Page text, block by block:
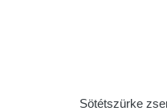
Sötétszürke